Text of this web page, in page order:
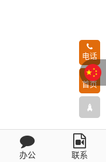
电话
首页
办公 联系